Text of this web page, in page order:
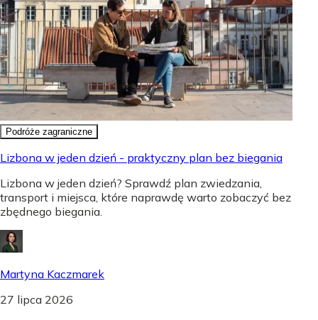
Podróże zagraniczne
Lizbona w jeden dzień - praktyczny plan bez biegania
Lizbona w jeden dzień? Sprawdź plan zwiedzania,
transport i miejsca, które naprawdę warto zobaczyć bez
zbędnego biegania.
Martyna Kaczmarek
27 lipca 2026